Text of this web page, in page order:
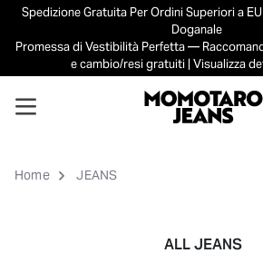
Spedizione Gratuita Per Ordini Superiori a
Doganale
Promessa di Vestibilità Perfetta —
e cambio/resi gratuiti | Visualizza
Home JEANS
ALL JEANS